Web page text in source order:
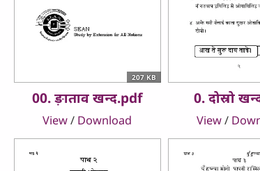
207 KB
00. ङ़ाताव खन्‍द.pdf
View/ Download
0. दोस्रो
View/